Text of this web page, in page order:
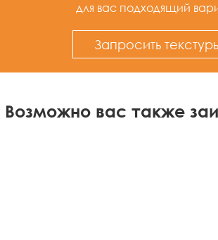
для вас подходящий
Запросить
Возможно вас также